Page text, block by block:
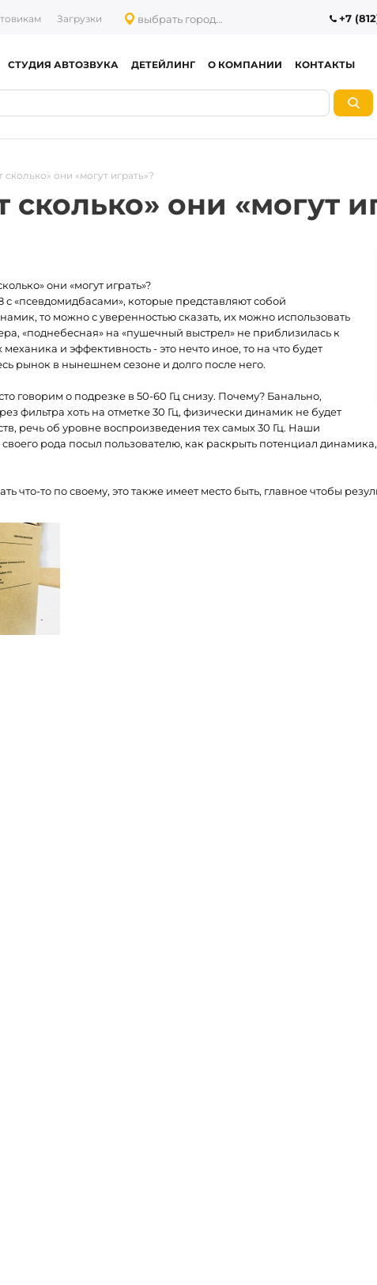
Загрузки выбрать город... +7
СТУДИЯ АВТОЗВУКА ДЕТЕЙЛИНГ О КОМПАНИИ КОНТАКТЫ
сколько» они «могут играть»?
сколько» они «могут
они «могут играть»?
с «псевдомидбасами», которые представляют собой
то можно с уверенностью сказать, их можно использовать
«поднебесная» на «пушечный выстрел» не приблизилась к
механика и эффективность - это нечто иное, то на что будет
рынок в нынешнем сезоне и долго после него.
говорим о подрезке в 50-60 Гц снизу. Почему? Банально,
фильтра хоть на отметке 30 Гц, физически динамик не будет
речь об уровне воспроизведения тех самых 30 Гц. Наши
рода посыл пользователю, как раскрыть потенциал
что-то по своему, это также имеет место быть, главное чтобы